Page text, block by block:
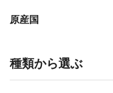
原産国
種類から選ぶ